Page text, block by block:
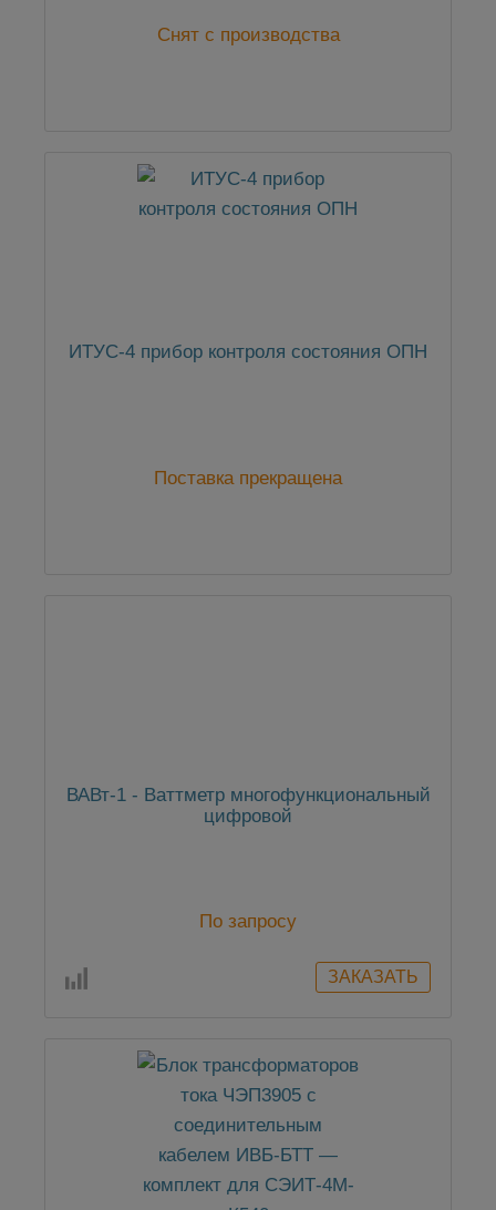
Снят с производства
ИТУС-4 прибор контроля состояния ОПН
Поставка прекращена
ВАВт-1 - Ваттметр многофункциональный
цифровой
По запросу